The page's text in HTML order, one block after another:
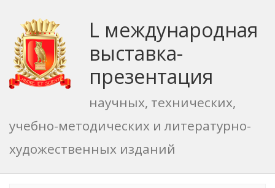
L международная
выставка-
презентация
научных, технических,
учебно-методических и литературно-
художественных изданий